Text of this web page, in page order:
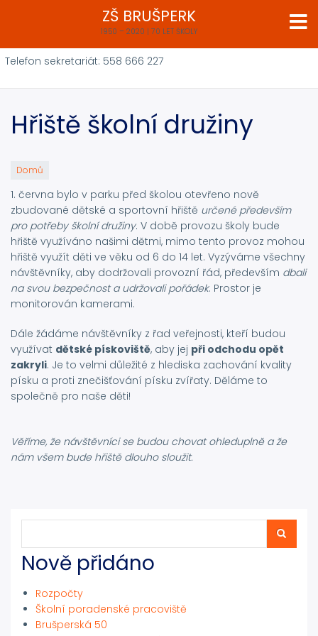
obsahu
ZŠ BRUŠPERK
1950 – 2020 | 70 LET ŠKOLY
Telefon sekretariát: 558 666 227
Hřiště školní družiny
Domů
1. června bylo v parku před školou otevřeno nově
zbudované dětské a sportovní hřiště určené především
pro potřeby školní družiny. V době provozu školy bude
hřiště využíváno našimi dětmi, mimo tento provoz mohou
hřiště využít děti ve věku od 6 do 14 let. Vyzýváme všechny
návštěvníky, aby dodržovali provozní řád, především dbali
na svou bezpečnost a udržovali pořádek. Prostor je
monitorován kamerami.
Dále žádáme návštěvníky z řad veřejnosti, kteří budou
využívat dětské pískoviště, aby jej při odchodu opět
zakryli. Je to velmi důležité z hlediska zachování kvality
písku a proti znečišťování písku zvířaty. Děláme to
společně pro naše děti!
Věříme, že návštěvníci se budou chovat ohleduplně a že
nám všem bude hřiště dlouho sloužit.
Nově přidáno
Rozpočty
Školní poradenské pracoviště
Brušperská 50